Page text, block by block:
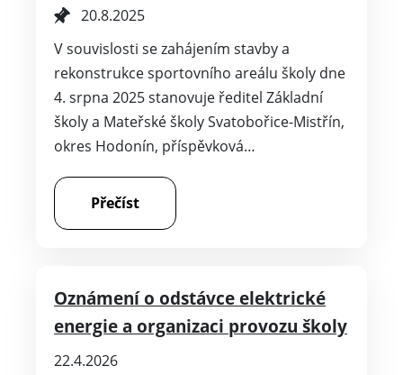
20.8.2025
V souvislosti se zahájením stavby a
rekonstrukce sportovního areálu školy dne
4. srpna 2025 stanovuje ředitel Základní
školy a Mateřské školy Svatobořice-Mistřín,
okres Hodonín, příspěvková…
Přečíst
Oznámení o odstávce elektrické
energie a organizaci provozu školy
22.4.2026